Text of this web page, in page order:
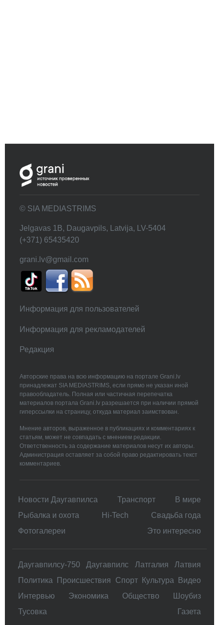
© SIA MEDIASTRIMS
Jelgavas 1B, Daugavpils, Latvija, LV-5404
(+371) 65435420
grani.lv@gmail.com
Информация для пользователей
Информация для рекламодателей
Редакция
Авторские права на всю информацию на портале Grani.lv
принадлежат SIA MEDIASTRIMS, если прямо не указан иной
правообладатель. Полная или частичная перепечатка
материалов портала Grani.lv разрешается при наличии прямой
гиперссылки на страницу, откуда материал заимствован.
Мнение авторов, выраженное в публикациях и комментариях к
статьям, может не совпадать с мнением редакции.
Ответственность за содержание материалов несут их авторы.
Администрация оставляет за собой право редактировать текст
комментариев.
Новости Даугавпилса Транспорт
В мире
Рыбалка и охота
Hi-Tech
Свадьбa года
Фотогалереи
Это интересно
Даугавпилсу-750 Даугавпилс Латгалия
Латвия
Политика
Происшествия Спорт Культура
Видео
Интервью
Экономика Общество
Шоубиз
Тусовка
Газета